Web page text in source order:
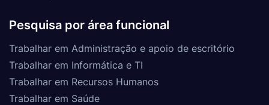
Pesquisa por área funcional
Trabalhar em Administração e apoio de escritório
Trabalhar em Informática e TI
Trabalhar em Recursos Humanos
Trabalhar em Saúde